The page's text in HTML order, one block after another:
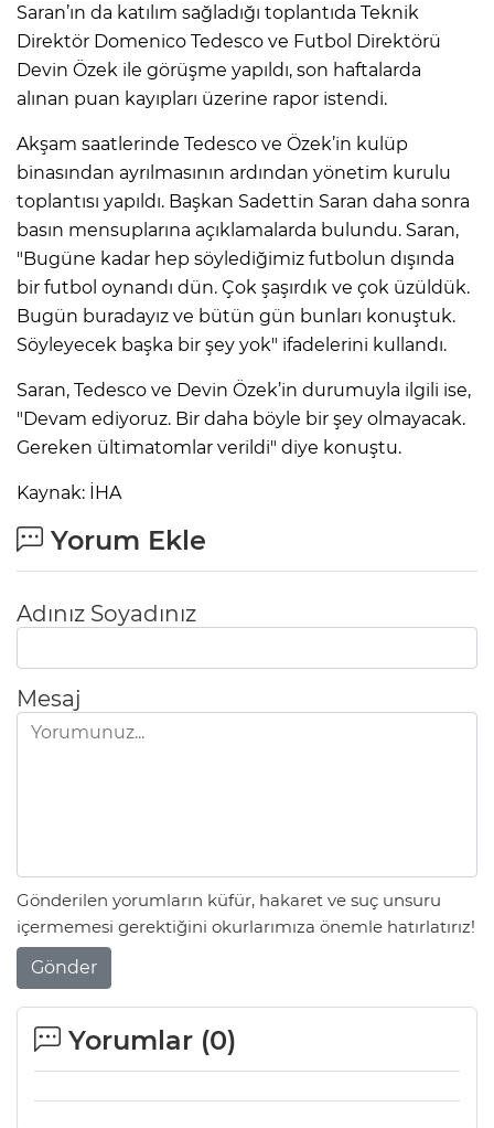
Saran’ın da katılım sağladığı toplantıda Teknik
Direktör Domenico Tedesco ve Futbol Direktörü
Devin Özek ile görüşme yapıldı, son haftalarda
alınan puan kayıpları üzerine rapor istendi.
Akşam saatlerinde Tedesco ve Özek’in kulüp
binasından ayrılmasının ardından yönetim kurulu
toplantısı yapıldı. Başkan Sadettin Saran daha sonra
basın mensuplarına açıklamalarda bulundu. Saran,
"Bugüne kadar hep söylediğimiz futbolun dışında
bir futbol oynandı dün. Çok şaşırdık ve çok üzüldük.
Bugün buradayız ve bütün gün bunları konuştuk.
Söyleyecek başka bir şey yok" ifadelerini kullandı.
Saran, Tedesco ve Devin Özek’in durumuyla ilgili ise,
"Devam ediyoruz. Bir daha böyle bir şey olmayacak.
Gereken ültimatomlar verildi" diye konuştu.
Kaynak: İHA
Yorum Ekle
Adınız Soyadınız
Mesaj
Gönderilen yorumların küfür, hakaret ve suç unsuru
içermemesi gerektiğini okurlarımıza önemle hatırlatırız!
Gönder
Yorumlar (0)